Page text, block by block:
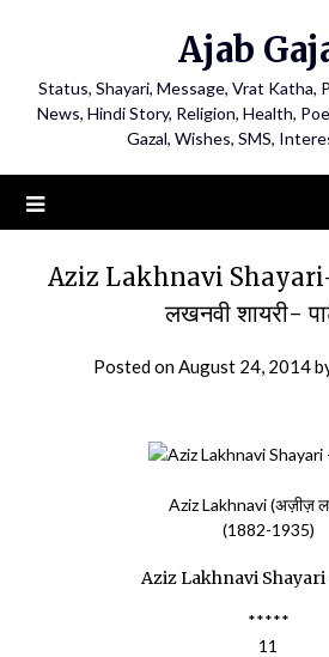
Ajab
Status, Shayari, Message, Vrat Katha,
News, Hindi Story, Religion, Health,
Gazal, Wishes, SMS,
Aziz Lakhnavi
लखनवी शायरी-
Posted onAugust 24, 2014
Aziz Lakhnavi (अज़ीज़
(1882-1935)
Aziz Lakhnavi
*****
11